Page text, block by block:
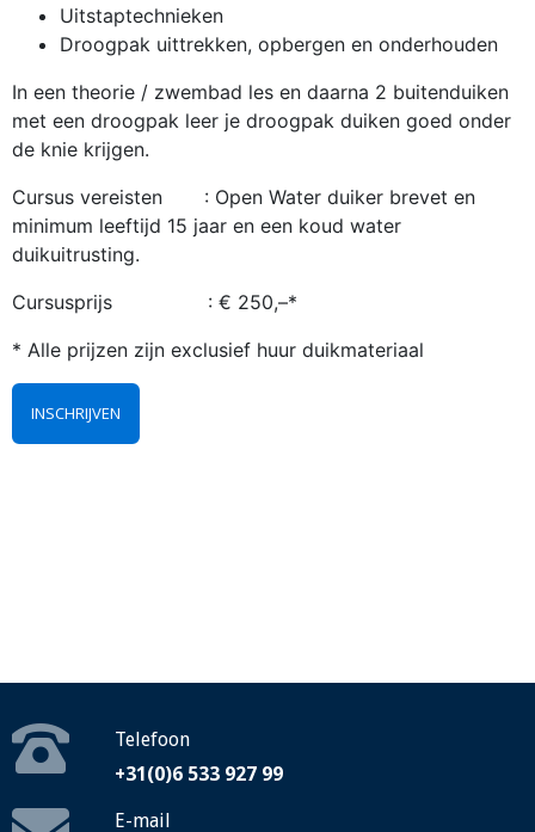
Uitstaptechnieken
Droogpak uittrekken, opbergen en onderhouden
In een theorie / zwembad les en daarna 2 buitenduiken
met een droogpak leer je droogpak duiken goed onder
de knie krijgen.
Cursus vereisten : Open Water duiker brevet en
minimum leeftijd 15 jaar en een koud water
duikuitrusting.
Cursusprijs : € 250,–*
* Alle prijzen zijn exclusief huur duikmateriaal
INSCHRIJVEN
Telefoon
+31(0)6 533 927 99
E-mail